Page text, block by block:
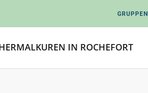
GRUPPEN
IN ROCHEFORT